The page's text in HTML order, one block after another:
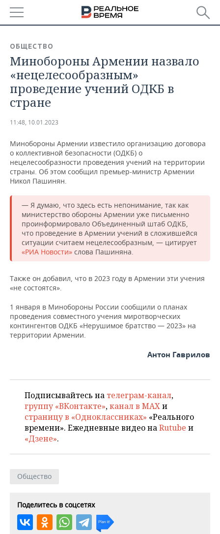
БАШКОРТОСТАН
ТАТАРСТАН
УДМУРТИЯ
НОВОСТИ
АНАЛИТИКА
НОВОСТИ АНАЛИТИКИ
ДЕКЛАРАЦИИ О ДОХОДАХ
КОРОЛИ ГОСЗАКАЗА ПФО
ВУЗЫ ТАТАРСТАНА
КОМУ ПРИНАДЛЕЖАТ
ТОРГОВЫЕ ЦЕНТРЫ
ТАТАРСТАНА
ЭКОНОМИКА
НОВОСТИ ЭКОНОМИКИ
ФИНАНСЫ
БАНКИ
БЮДЖЕТ
ИНВЕСТИЦИИ
ПРОМЫШЛЕННОСТЬ
НОВОСТИ
ПРОМЫШЛЕННОСТИ
АГРОПРОМ
МАШИНОСТРОЕНИЕ
НЕФТЕХИМИЯ
НЕФТЬ
ЭНЕРГЕТИКА
НЕДВИЖИМОСТЬ
НОВОСТИ НЕДВИЖИМОСТИ
АВТО
НОВОСТИ АВТО
БИЗНЕС
НОВОСТИ БИЗНЕСА
РОЗНИЧНАЯ ТОРГОВЛЯ
ТРАНСПОРТ
УСЛУГИ
ТЕХНОЛОГИИ
НОВОСТИ ТЕХНОЛОГИЙ
IT
МЕДИА
ТЕЛЕКОММУНИКАЦИИ
МЕРОПРИЯТИЯ
НОВОСТИ МЕРОПРИЯТИЙ
ВЫЕЗДНАЯ РЕДАКЦИЯ
БИЗНЕС-БРАНЧИ
ONLINE-КОНФЕРЕНЦИИ
СПОРТ
НОВОСТИ СПОРТА
ФУТБОЛ
ХОККЕЙ
КИБЕРСПОРТ
ФИГУРНОЕ КАТАНИЕ
ВОДНЫЕ ВИДЫ СПОРТА
ОБЩЕСТВО
НОВОСТИ ОБЩЕСТВА
ВЛАСТЬ
КУЛЬТУРА
МЕДИЦИНА
ОБРАЗОВАНИЕ
ФОТОГАЛЕРЕЯ
СЮЖЕТЫ
СПИСОК КОМПАНИЙ
ОБЩЕСТВО
Минобороны Армении назвало
«нецелесообразным»
проведение учений ОДКБ в
стране
11:48, 10.01.2023
Минобороны Армении известило организацию договора
о коллективной безопасности (ОДКБ) о
нецелесообразности проведения учений на территории
страны. Об этом сообщил премьер-министр Армении
Никол Пашинян.
— Я думаю, что здесь есть непонимание, так как
министерство обороны Армении уже письменно
проинформировало Объединенный штаб ОДКБ,
что проведение в Армении учений в сложившейся
ситуации считаем нецелесообразным, — цитирует
«РИА Новости» слова Пашиняна.
Также он добавил, что в 2023 году в Армении эти учения
«не состоятся».
1 января в Минобороны России сообщили о планах
проведения совместного учения миротворческих
контингентов ОДКБ «Нерушимое братство — 2023» на
территории Армении.
Антон Гаврилов
Подписывайтесь на телеграм-канал,
группу «ВКонтакте»,канал в MAXи
страницу в «Одноклассниках» «Реального
времени». Ежедневные видео наRutube и
«Дзене».
Общество
Поделитесь в соцсетях